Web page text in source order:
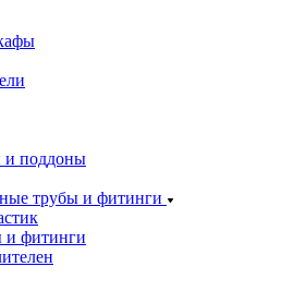
и поддоны
трубы и фитинги
фитинги